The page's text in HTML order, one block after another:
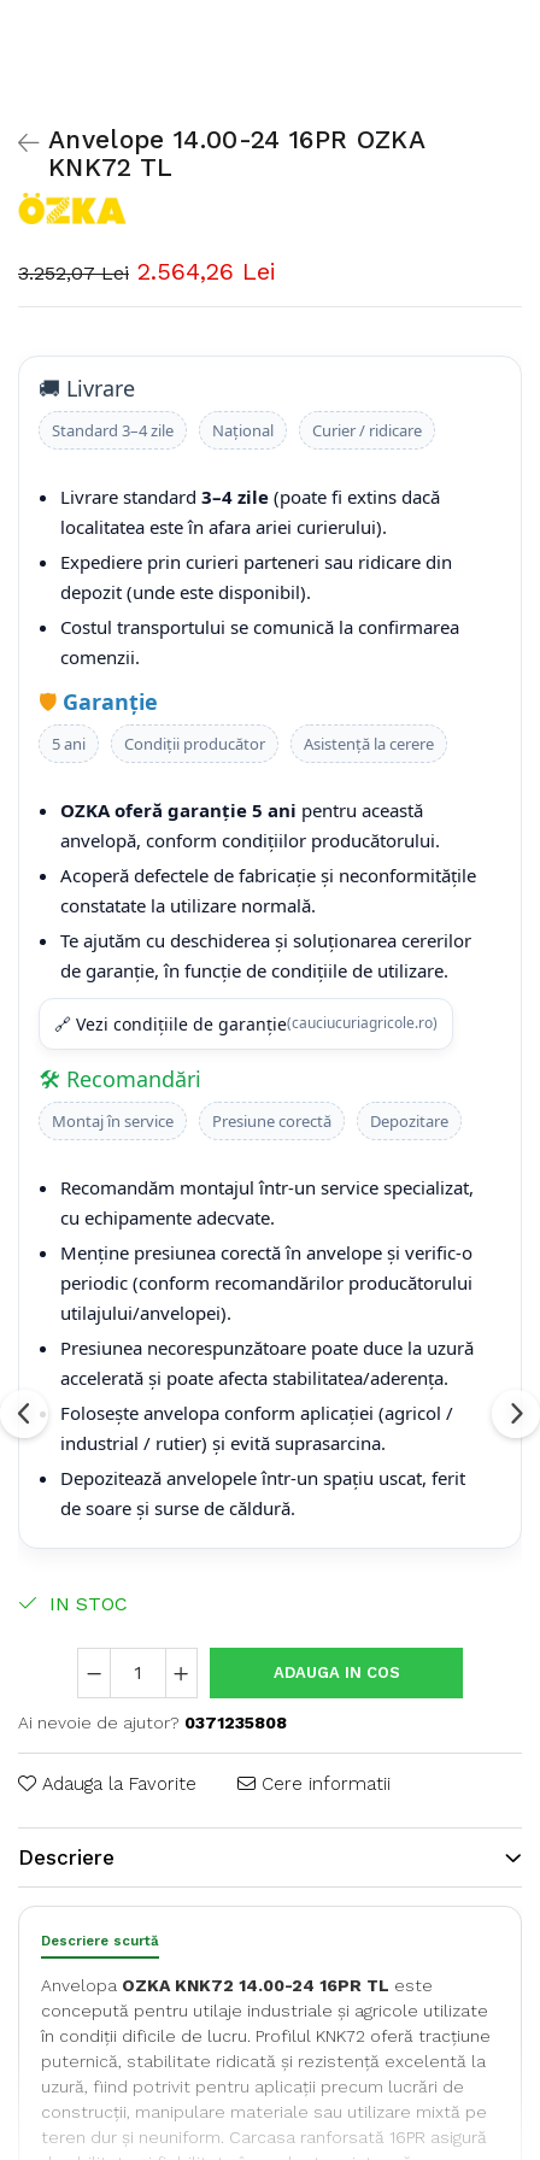
Anvelope 14.00-24 16PR OZKA
KNK72 TL
3.252,07 Lei 2.564,26 Lei
🚚 Livrare
Standard 3–4 zile Național Curier / ridicare
Livrare standard 3–4 zile (poate fi extins dacă
localitatea este în afara ariei curierului).
Expediere prin curieri parteneri sau ridicare din
depozit (unde este disponibil).
Costul transportului se comunică la confirmarea
comenzii.
🛡️ Garanție
5 ani Condiții producător Asistență la cerere
OZKA oferă garanție 5 ani pentru această
anvelopă, conform condițiilor producătorului.
Acoperă defectele de fabricație și neconformitățile
constatate la utilizare normală.
Te ajutăm cu deschiderea și soluționarea cererilor
de garanție, în funcție de condițiile de utilizare.
🔗 Vezi condițiile de garanție(cauciucuriagricole.ro)
🛠️ Recomandări
Montaj în service Presiune corectă Depozitare
Recomandăm montajul într-un service specializat,
cu echipamente adecvate.
Menține presiunea corectă în anvelope și verific-o
periodic (conform recomandărilor producătorului
utilajului/anvelopei).
Presiunea necorespunzătoare poate duce la uzură
accelerată și poate afecta stabilitatea/aderența.
Folosește anvelopa conform aplicației (agricol /
industrial / rutier) și evită suprasarcina.
Depozitează anvelopele într-un spațiu uscat, ferit
de soare și surse de căldură.
IN STOC
ADAUGA IN COS
Ai nevoie de ajutor? 0371235808
Adauga la Favorite Cere informatii
Descriere
Descriere scurtă
Anvelopa OZKA KNK72 14.00-24 16PR TL este
concepută pentru utilaje industriale și agricole utilizate
în condiții dificile de lucru. Profilul KNK72 oferă tracțiune
puternică, stabilitate ridicată și rezistență excelentă la
uzură, fiind potrivit pentru aplicații precum lucrări de
construcții, manipulare materiale sau utilizare mixtă pe
teren dur și neuniform. Carcasa ranforsată 16PR asigură